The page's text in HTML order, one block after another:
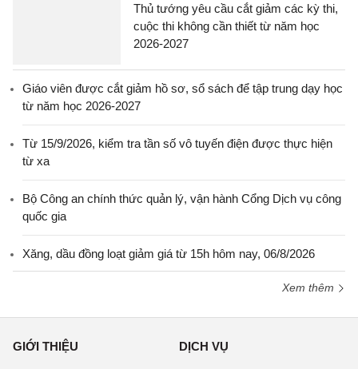
Thủ tướng yêu cầu cắt giảm các kỳ thi,
cuộc thi không cần thiết từ năm học
2026-2027
Giáo viên được cắt giảm hồ sơ, sổ sách để tập trung dạy học
từ năm học 2026-2027
Từ 15/9/2026, kiểm tra tần số vô tuyến điện được thực hiện
từ xa
Bộ Công an chính thức quản lý, vận hành Cổng Dịch vụ công
quốc gia
Xăng, dầu đồng loạt giảm giá từ 15h hôm nay, 06/8/2026
Xem thêm
GIỚI THIỆU DỊCH VỤ